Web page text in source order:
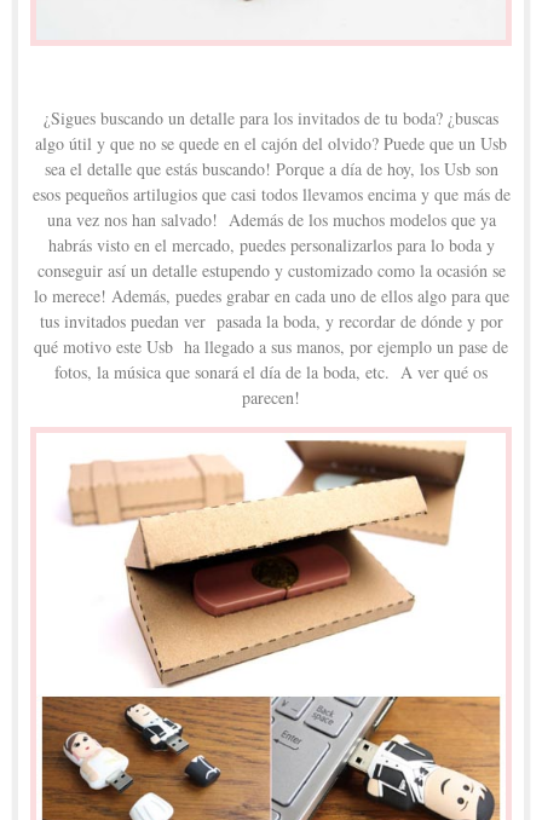
¿Sigues buscando un detalle para los invitados de tu boda? ¿buscas
algo útil y que no se quede en el cajón del olvido? Puede que un Usb
sea el detalle que estás buscando! Porque a día de hoy, los Usb son
esos pequeños artilugios que casi todos llevamos encima y que más de
una vez nos han salvado! Además de los muchos modelos que ya
habrás visto en el mercado, puedes personalizarlos para lo boda y
conseguir así un detalle estupendo y customizado como la ocasión se
lo merece! Además, puedes grabar en cada uno de ellos algo para que
tus invitados puedan ver pasada la boda, y recordar de dónde y por
qué motivo este Usb ha llegado a sus manos, por ejemplo un pase de
fotos, la música que sonará el día de la boda, etc. A ver qué os
parecen!